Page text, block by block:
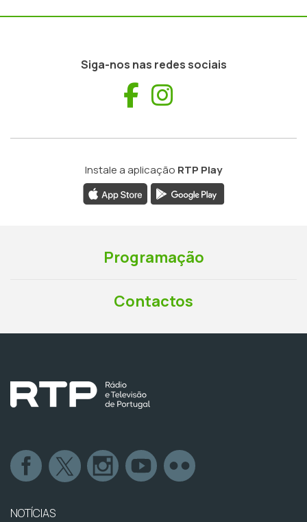
Siga-nos nas redes sociais
Facebook
Instale a aplicação RTP Play
Programação
Contactos
NOTÍCIAS